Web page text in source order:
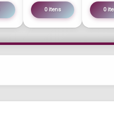
0 itens 0